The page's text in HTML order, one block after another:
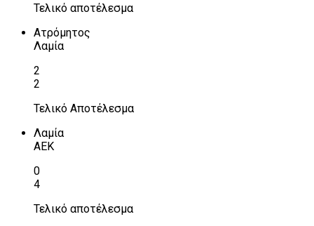
Τελικό αποτέλεσμα
Ατρόμητος
Λαμία
2
2
Τελικό Αποτέλεσμα
Λαμία
ΑΕΚ
0
4
Τελικό αποτέλεσμα